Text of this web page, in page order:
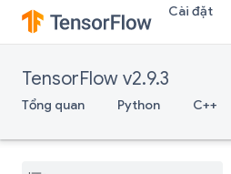
Cài đặt
TensorFlow v2.9.3
Tổng quan Python C++
ters
RetrieveTPUEmbedding